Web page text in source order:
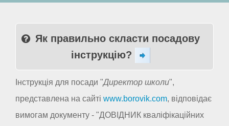
Як правильно скласти посадову
інструкцію?
Інструкція для посади "Директор школи",
представлена на сайті www.borovik.com, відповідає
вимогам документу - "ДОВІДНИК кваліфікаційних